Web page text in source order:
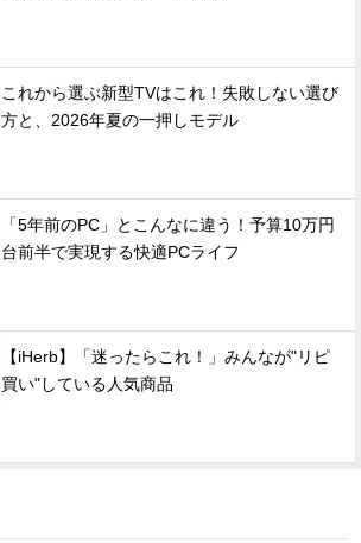
これから選ぶ新型TVはこれ！失敗しない選び
方と、2026年夏の一押しモデル
「5年前のPC」とこんなに違う！予算10万円
台前半で実現する快適PCライフ
【iHerb】「迷ったらこれ！」みんなが"リピ
買い"している人気商品